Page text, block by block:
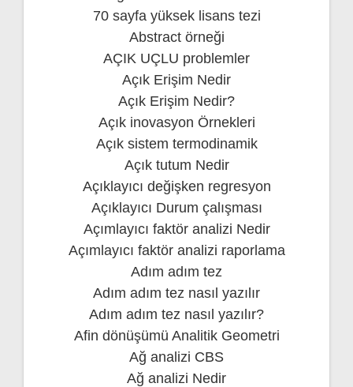
70 sayfa yüksek lisans tezi
Abstract örneği
AÇIK UÇLU problemler
Açık Erişim Nedir
Açık Erişim Nedir?
Açık inovasyon Örnekleri
Açık sistem termodinamik
Açık tutum Nedir
Açıklayıcı değişken regresyon
Açıklayıcı Durum çalışması
Açımlayıcı faktör analizi Nedir
Açımlayıcı faktör analizi raporlama
Adım adım tez
Adım adım tez nasıl yazılır
Adım adım tez nasıl yazılır?
Afin dönüşümü Analitik Geometri
Ağ analizi CBS
Ağ analizi Nedir